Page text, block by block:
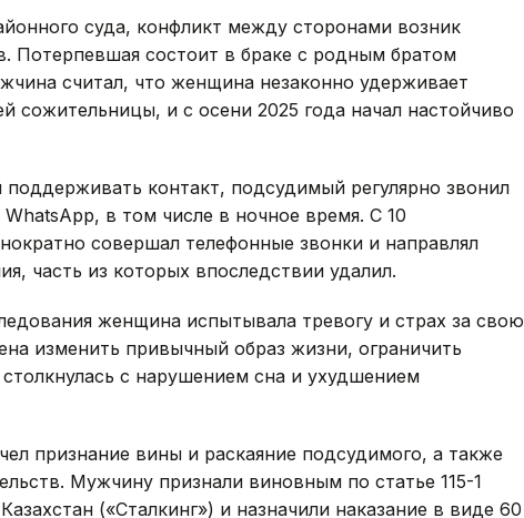
суда, конфликт между сторонами возник
Потерпевшая состоит в браке с родным братом
считал, что женщина незаконно удерживает
сожительницы, и с осени 2025 года начал настойчиво
контакт, подсудимый регулярно звонил
в том числе в ночное время. С 10
совершал телефонные звонки и направлял
часть из которых впоследствии удалил.
женщина испытывала тревогу и страх за свою
изменить привычный образ жизни, ограничить
с нарушением сна и ухудшением
признание вины и раскаяние подсудимого, а также
Мужчину признали виновным по статье 115-1
(«Сталкинг») и назначили наказание в виде 60